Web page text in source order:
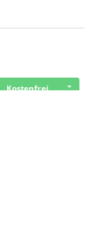
Kostenfrei